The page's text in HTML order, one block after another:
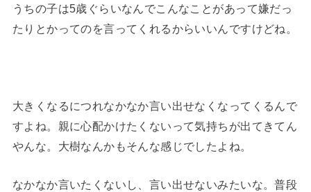
うちの子は5歳ぐらいなんでこんなことがあって嫌だっ
たりとかってのを言ってくれるからいいんですけどね。
大きくなるにつれなかなか言い出せなくなってくるんで
すよね。親に心配かけたくないって気持ちが出てきてん
やんな。大樹なんかもそんな感じでしたよね。
なかなか言いたくないし、言い出せないみたいな。普段